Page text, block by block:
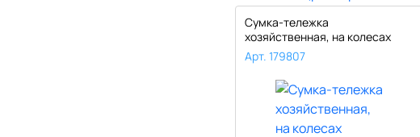
Сумка-тележка
хозяйственная, на колесах
"Клетка" 30л, 1..
Арт. 179807